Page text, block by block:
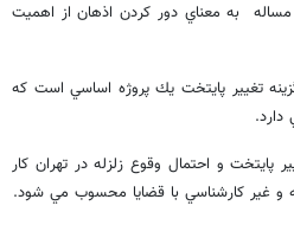
به معناي دور كردن اذهان از اهميت
تغيير پايتخت يك پروژه اساسي است كه
پايتخت و احتمال وقوع زلزله در تهران كار
و غير كارشناسي با قضايا محسوب مي شود.